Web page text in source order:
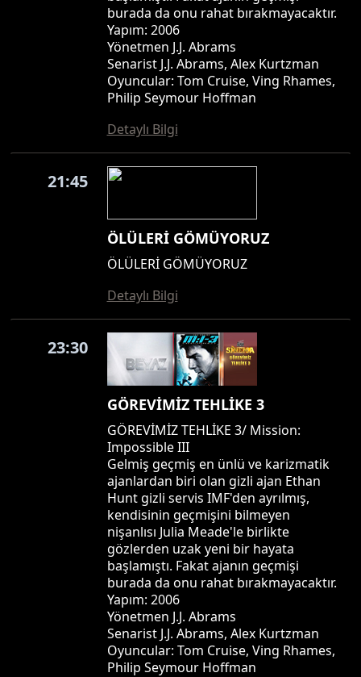
burada da onu rahat bırakmayacaktır.
Yapım: 2006
Yönetmen J.J. Abrams
Senarist J.J. Abrams, Alex Kurtzman
Oyuncular: Tom Cruise, Ving Rhames,
Philip Seymour Hoffman
Detaylı Bilgi
21:45
ÖLÜLERİ GÖMÜYORUZ
ÖLÜLERİ GÖMÜYORUZ
Detaylı Bilgi
23:30
GÖREVİMİZ TEHLİKE 3
GÖREVİMİZ TEHLİKE 3/ Mission:
Impossible III
Gelmiş geçmiş en ünlü ve karizmatik
ajanlardan biri olan gizli ajan Ethan
Hunt gizli servis IMF'den ayrılmış,
kendisinin geçmişini bilmeyen
nişanlısı Julia Meade'le birlikte
gözlerden uzak yeni bir hayata
başlamıştı. Fakat ajanın geçmişi
burada da onu rahat bırakmayacaktır.
Yapım: 2006
Yönetmen J.J. Abrams
Senarist J.J. Abrams, Alex Kurtzman
Oyuncular: Tom Cruise, Ving Rhames,
Philip Seymour Hoffman